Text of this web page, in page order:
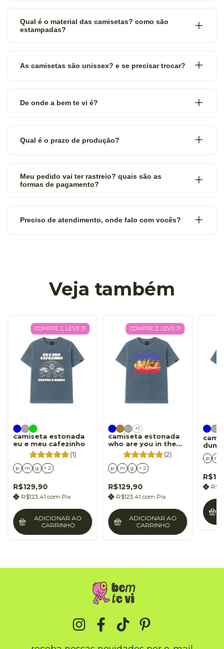
Qual é o material das camisetas? como são
estampadas?
As camisetas são unissex? e se precisar trocar?
De onde a bem te vi é?
Qual é o prazo de produção?
Meu pedido vai ter rastreio? quais são as
formas de pagamento?
Preciso de atendimento, onde falo com vocês?
Veja também
COMPRE 2, LEVE 3!
camiseta estonada
eu e meu cafezinho
(1)
p m g + 2
R$129,90
R$123,41 com Pix
ADICIONAR AO
CARRINHO
COMPRE 2, LEVE 3!
+1
camiseta estonada
who are you in the
line of bread
(2)
p m g + 2
R$129,90
R$123,41com Pix
ADICIONAR AO
CARRINHO
p m